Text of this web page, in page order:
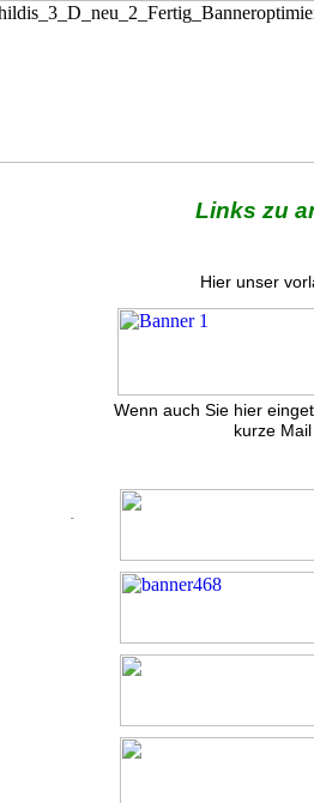
Links zu
Hier unser
Wenn auch Sie hier
kurze